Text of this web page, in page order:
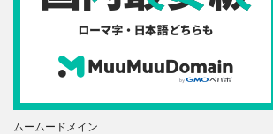
ムームードメイン